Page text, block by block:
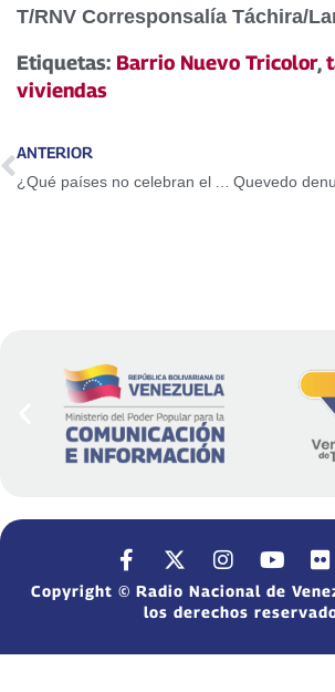
T/RNV Corresponsalía Táchira/
Etiquetas: Barrio Nuevo Tricolor,
viviendas
ANTERIOR
Copyright © Radio Nacional de
los derechos